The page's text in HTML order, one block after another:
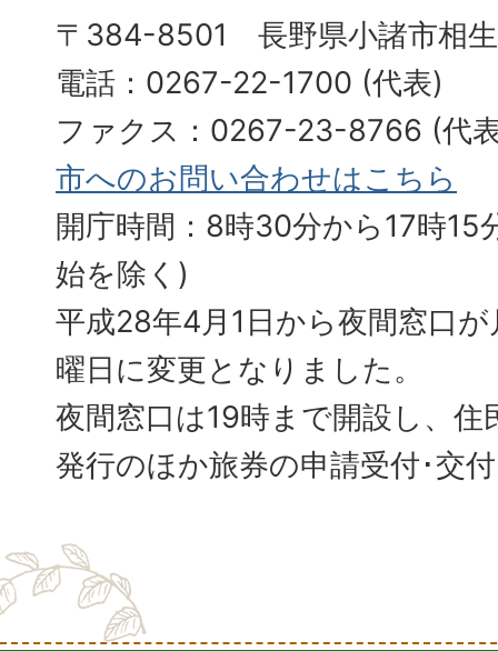
〒384-8501 長野県小諸市相
電話：0267-22-1700 (代表)
ファクス：0267-23-8766 (
市へのお問い合わせはこちら
開庁時間：8時30分から17時15
始を除く)
平成28年4月1日から夜間窓口
曜日に変更となりました。
夜間窓口は19時まで開設し、住
発行のほか旅券の申請受付･交